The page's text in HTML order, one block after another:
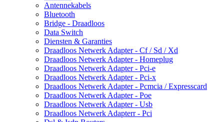
Antennekabels
Bluetooth
Bridge - Draadloos
Data Switch
Diensten & Garanties
Draadloos Netwerk Adapter - Cf / Sd / Xd
Draadloos Netwerk Adapter - Homeplug
Draadloos Netwerk Adapter - Pci-e
Draadloos Netwerk Adapter - Pci-x
Draadloos Netwerk Adapter - Pcmcia / Expresscard
Draadloos Netwerk Adapter - Poe
Draadloos Netwerk Adapter - Usb
Draadloos Netwerk Adapterr - Pci